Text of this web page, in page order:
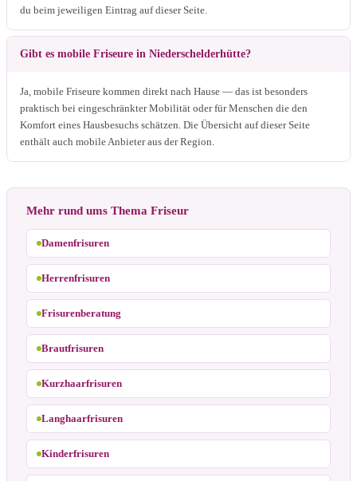
du beim jeweiligen Eintrag auf dieser Seite.
Gibt es mobile Friseure in Niederschelderhütte?
Ja, mobile Friseure kommen direkt nach Hause — das ist besonders
praktisch bei eingeschränkter Mobilität oder für Menschen die den
Komfort eines Hausbesuchs schätzen. Die Übersicht auf dieser Seite
enthält auch mobile Anbieter aus der Region.
Mehr rund ums Thema Friseur
Damenfrisuren
Herrenfrisuren
Frisurenberatung
Brautfrisuren
Kurzhaarfrisuren
Langhaarfrisuren
Kinderfrisuren